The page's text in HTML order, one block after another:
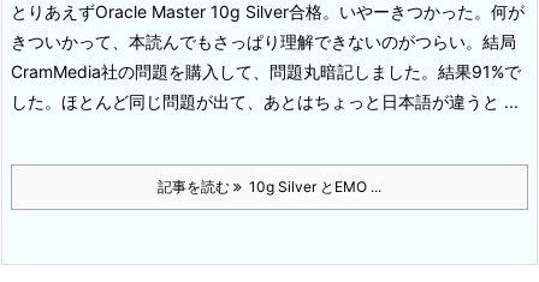
とりあえずOracle Master 10g Silver合格。 いやーきつかった。何が
きついかって、本読んでもさっぱり理解できないのがつらい。 結局
CramMedia社の問題を購入して、問題丸暗記しました。結果91%で
した。ほとんど同じ問題が出て、あとはちょっと日本語が違うと ...
記事を読む 10g Silver とEMO ...